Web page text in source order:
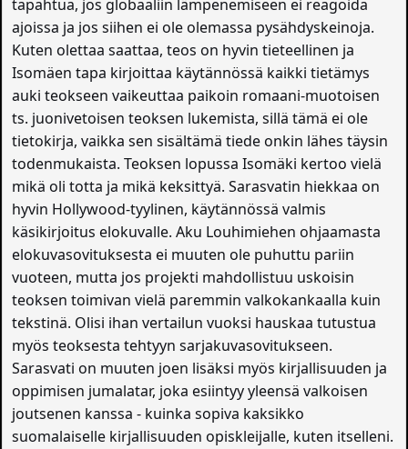
tapahtua, jos globaaliin lämpenemiseen ei reagoida
ajoissa ja jos siihen ei ole olemassa pysähdyskeinoja.
Kuten olettaa saattaa, teos on hyvin tieteellinen ja
Isomäen tapa kirjoittaa käytännössä kaikki tietämys
auki teokseen vaikeuttaa paikoin romaani-muotoisen
ts. juonivetoisen teoksen lukemista, sillä tämä ei ole
tietokirja, vaikka sen sisältämä tiede onkin lähes täysin
todenmukaista. Teoksen lopussa Isomäki kertoo vielä
mikä oli totta ja mikä keksittyä. Sarasvatin hiekkaa on
hyvin Hollywood-tyylinen, käytännössä valmis
käsikirjoitus elokuvalle. Aku Louhimiehen ohjaamasta
elokuvasovituksesta ei muuten ole puhuttu pariin
vuoteen, mutta jos projekti mahdollistuu uskoisin
teoksen toimivan vielä paremmin valkokankaalla kuin
tekstinä. Olisi ihan vertailun vuoksi hauskaa tutustua
myös teoksesta tehtyyn sarjakuvasovitukseen.
Sarasvati on muuten joen lisäksi myös kirjallisuuden ja
oppimisen jumalatar, joka esiintyy yleensä valkoisen
joutsenen kanssa - kuinka sopiva kaksikko
suomalaiselle kirjallisuuden opiskleijalle, kuten itselleni.